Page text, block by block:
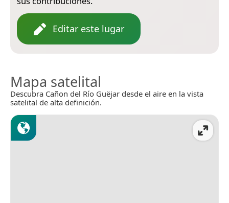
Editar este lugar
Mapa satelital
Descubra Cañon del Río Guëjar desde el aire en la vista
satelital de alta definición.